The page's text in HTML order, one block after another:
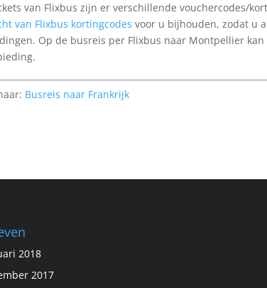
van Flixbus zijn er verschillende vouchercodes/
van Flixbus kortingcodes voor u bijhouden, zodat u
Op de busreis per Flixbus naar Montpellier
Busreis naar Frankrijk
2018
2017